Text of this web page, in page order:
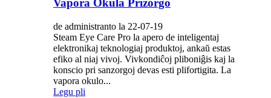
Vapora Okula Prizorgo
de administranto la 22-07-19
Steam Eye Care Pro la apero de inteligentaj
elektronikaj teknologiaj produktoj, ankaŭ estas
efiko al niaj vivoj. Vivkondiĉoj pliboniĝis kaj la
konscio pri sanzorgoj devas esti plifortigita. La
vapora okulo...
Legu pli